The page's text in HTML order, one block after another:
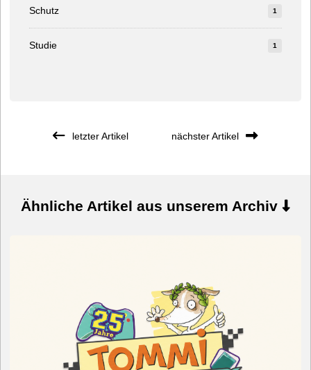
Schutz 1
Studie 1
letzter Artikel nächster Artikel
Ähnliche Artikel aus unserem Archiv